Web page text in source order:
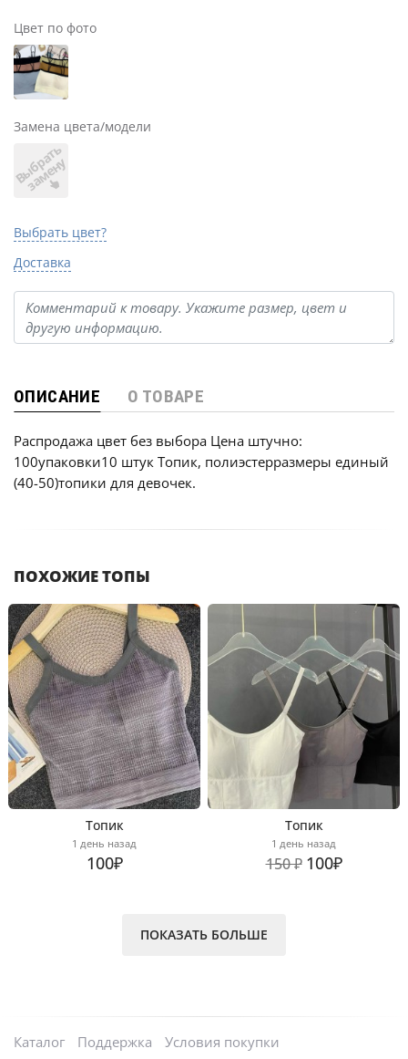
Цвет по фото
Замена цвета/модели
В
ы
б
р
а
т
ь
з
а
м
е
н
у
Выбрать цвет?
Доставка
ОПИСАНИЕ О ТОВАРЕ
Распродажа цвет без выбора Цена штучно:
100упаковки10 штук Топик, полиэстерразмеры единый
(40-50)топики для девочек.
ПОХОЖИЕ ТОПЫ
Топик
1 день назад
100₽
Топик
1 день назад
150 ₽ 100₽
ПОКАЗАТЬ БОЛЬШЕ
Каталог Поддержка Условия покупки